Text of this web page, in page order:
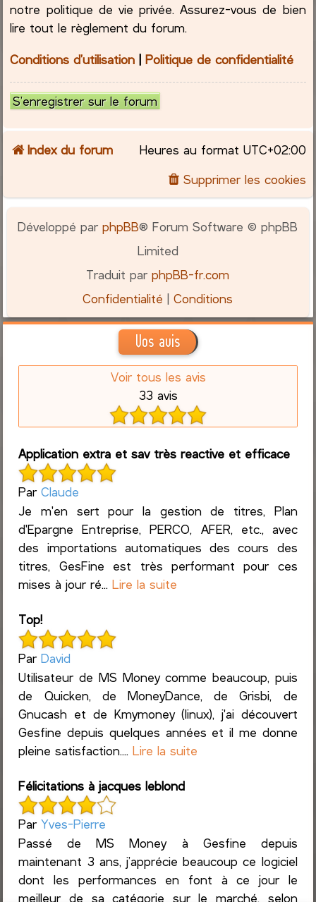
notre politique de vie privée. Assurez-vous de bien
lire tout le règlement du forum.
Conditions d’utilisation |Politique de confidentialité
S’enregistrer sur le forum
Index du forum Heures au format UTC+02:00
Supprimer les cookies
Développé parphpBB® Forum Software © phpBB
Limited
Traduit parphpBB-fr.com
Confidentialité |Conditions
Vos avis
Voir tous les avis
33 avis
Application extra et sav très reactive et efficace
ParClaude
Je m'en sert pour la gestion de titres, Plan
d'Epargne Entreprise, PERCO, AFER, etc., avec
des importations automatiques des cours des
titres, GesFine est très performant pour ces
mises à jour ré...Lire la suite
Top!
ParDavid
Utilisateur de MS Money comme beaucoup, puis
de Quicken, de MoneyDance, de Grisbi, de
Gnucash et de Kmymoney (linux), j'ai découvert
Gesfine depuis quelques années et il me donne
pleine satisfaction....Lire la suite
Félicitations à jacques leblond
ParYves-Pierre
Passé de MS Money à Gesfine depuis
maintenant 3 ans, j’apprécie beaucoup ce logiciel
dont les performances en font à ce jour le
meilleur de sa catégorie sur le marché, selon